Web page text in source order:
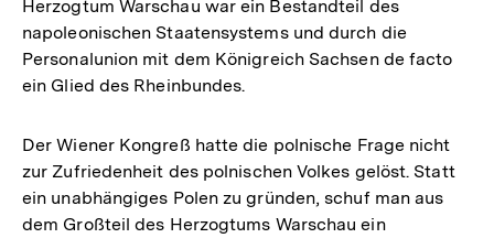
Herzogtum Warschau war ein Bestandteil des
napoleonischen Staatensystems und durch die
Personalunion mit dem Königreich Sachsen de facto
ein Glied des Rheinbundes.
Der Wiener Kongreß hatte die polnische Frage nicht
zur Zufriedenheit des polnischen Volkes gelöst. Statt
ein unabhängiges Polen zu gründen, schuf man aus
dem Großteil des Herzogtums Warschau ein